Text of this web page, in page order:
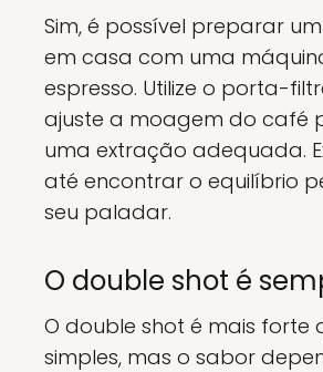
Sim, é possível preparar
em casa com uma
espresso. Utilize o porta-
ajuste a moagem do café
uma extração adequada.
até encontrar o equilíbrio
seu paladar.
O double shot é
O double shot é mais forte
simples, mas o sabor